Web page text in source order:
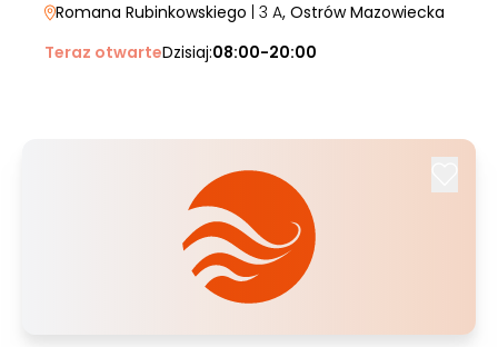
Romana Rubinkowskiego | 3 A, Ostrów Mazowiecka
Teraz otwarteDzisiaj:08:00-20:00